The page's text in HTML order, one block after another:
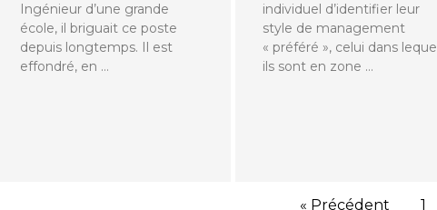
Ingénieur d’une grande
école, il briguait ce poste
depuis longtemps. Il est
effondré, en …
individuel d’identifier leur
style de management
« préféré », celui dans lequel
ils sont en zone …
« Précédent 1